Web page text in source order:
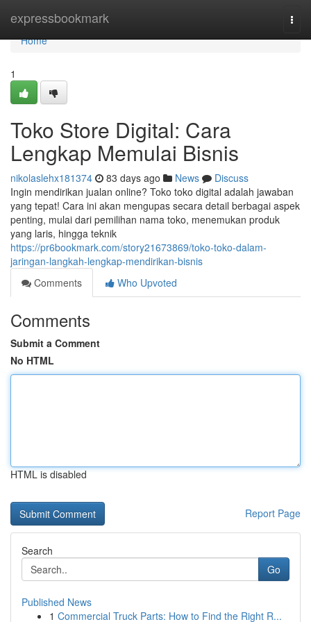
expressbookmark
Home
Home
1
Toko Store Digital: Cara
Lengkap Memulai Bisnis
nikolaslehx181374 83 days ago News
Discuss
Ingin mendirikan jualan online? Toko toko digital adalah jawaban
yang tepat! Cara ini akan mengupas secara detail berbagai aspek
penting, mulai dari pemilihan nama toko, menemukan produk
yang laris, hingga teknik
https://pr6bookmark.com/story21673869/toko-toko-dalam-
jaringan-langkah-lengkap-mendirikan-bisnis
Comments
Who Upvoted
Comments
Submit a Comment
No HTML
HTML is disabled
Report Page
Search
Go
Published News
1 Commercial Truck Parts: How to Find the Right R...